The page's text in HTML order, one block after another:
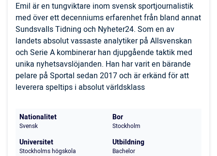
Emil är en tungviktare inom svensk sportjournalistik
med över ett decenniums erfarenhet från bland annat
Sundsvalls Tidning och Nyheter24. Som en av
landets absolut vassaste analytiker på Allsvenskan
och Serie A kombinerar han djupgående taktik med
unika nyhetsavslöjanden. Han har varit en bärande
pelare på Sportal sedan 2017 och är erkänd för att
leverera speltips i absolut världsklass
Nationalitet
Svensk
Bor
Stockholm
Universitet
Stockholms högskola
Utbildning
Bachelor